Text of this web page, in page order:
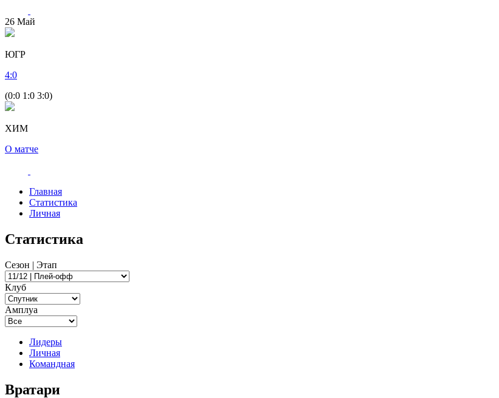
26 Май
ЮГР
4:0
(0:0 1:0 3:0)
ХИМ
О матче
Главная
Статистика
Личная
Статистика
Сезон | Этап
Клуб
Амплуа
Лидеры
Личная
Командная
Вратари